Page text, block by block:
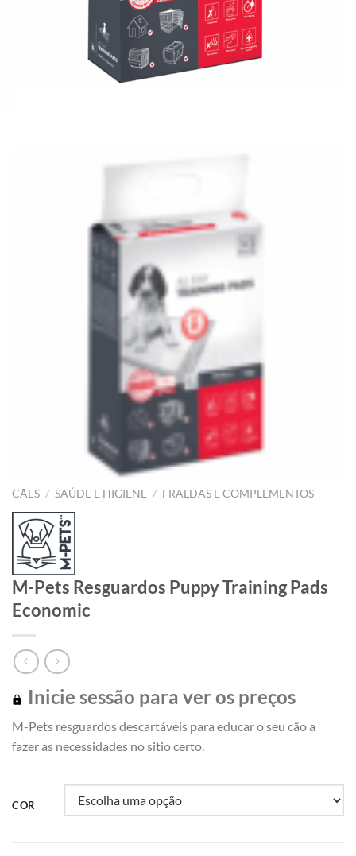
CÃES / SAÚDE E HIGIENE / FRALDAS E COMPLEMENTOS
M-Pets Resguardos Puppy Training Pads
Economic
Inicie sessão para ver os preços
M-Pets resguardos descartáveis para educar o seu cão a
fazer as necessidades no sitio certo.
COR